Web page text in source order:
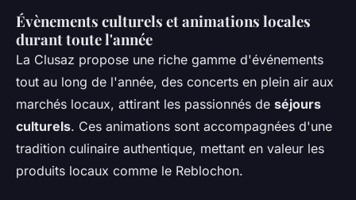
Évènements culturels et animations locales
durant toute l'année
La Clusaz propose une riche gamme d'événements
tout au long de l'année, des concerts en plein air aux
marchés locaux, attirant les passionnés de séjours
culturels. Ces animations sont accompagnées d'une
tradition culinaire authentique, mettant en valeur les
produits locaux comme le Reblochon.